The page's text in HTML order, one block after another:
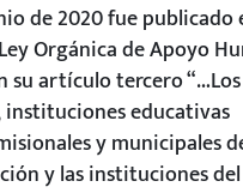
de 2020 fue publicado
Orgánica de Apoyo
su artículo tercero
educativas
y municipales
y las instituciones